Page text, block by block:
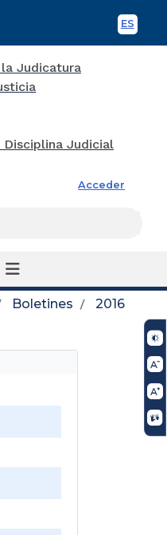
ES
Acceder
Boletines
2016